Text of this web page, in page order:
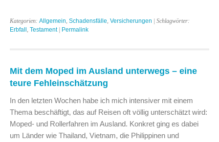
Kategorien: Allgemein Schadensfälle Versicherungen | Schlagwörter:
Erbfall Testament| Permalink
Mit dem Moped im Ausland unterwegs – eine
teure Fehleinschätzung
In den letzten Wochen habe ich mich intensiver mit einem
Thema beschäftigt, das auf Reisen oft völlig unterschätzt wird:
Moped- und Rollerfahren im Ausland. Konkret ging es dabei
um Länder wie Thailand, Vietnam, die Philippinen und